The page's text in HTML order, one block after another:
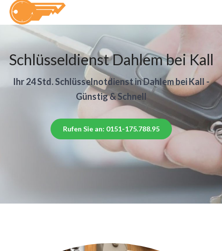
Schlüsseldienst Dahlem bei Kall
Ihr 24 Std. Schlüsselnotdienst in Dahlem bei Kall -
Günstig & Schnell
Rufen Sie an: 0151-175.788.95